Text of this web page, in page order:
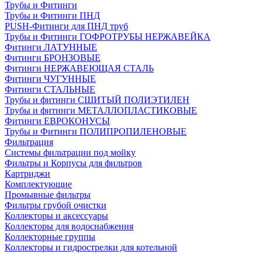
Трубы и Фитинги
Трубы и Фитинги ПНД
PUSH-Фитинги для ПНД труб
Трубы и Фитинги ГОФРОТРУБЫ НЕРЖАВЕЙКА
Фитинги ЛАТУННЫЕ
Фитинги БРОНЗОВЫЕ
Фитинги НЕРЖАВЕЮЩАЯ СТАЛЬ
Фитинги ЧУГУННЫЕ
Фитинги СТАЛЬНЫЕ
Трубы и фитинги СШИТЫЙ ПОЛИЭТИЛЕН
Трубы и фитинги МЕТАЛЛОПЛАСТИКОВЫЕ
Фитинги ЕВРОКОНУСЫ
Трубы и Фитинги ПОЛИПРОПИЛЕНОВЫЕ
Фильтрация
Системы фильтрации под мойку
Фильтры и Корпусы для фильтров
Картриджи
Комплектующие
Промывные фильтры
Фильтры грубой очистки
Коллекторы и аксессуары
Коллекторы для водоснабжения
Коллекторные группы
Коллекторы и гидрострелки для котельной